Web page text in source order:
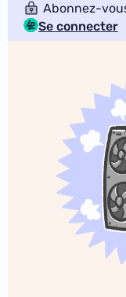
Abonnez-
Se connecter